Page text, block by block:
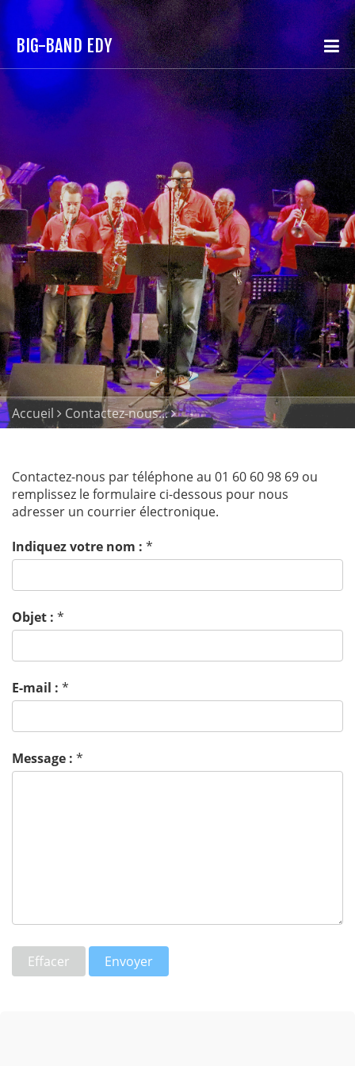
BIG-BAND EDY
Accueil Contactez-nous...
Contactez-nous par téléphone au 01 60 60 98 69 ou
remplissez le formulaire ci-dessous pour nous
adresser un courrier électronique.
Indiquez votre nom : *
Objet : *
E-mail : *
Message : *